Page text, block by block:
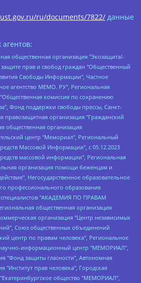
ru/documents/7822/ данные
Владимировна, Ярош Юлия Петровна, Юридическое лицо "The Insider SIA", зарегистрированное в Риге, Латвийская Республика (дата регистрации 26.06.2015), являющееся администратором доменного имени интернет-издания "The Insider SIA", https://theins.ru, Постернак Алексей Евгеньевич, Рубин Михаил Аркадьевич, Анин Роман Александрович, Юридическое лицо Istories fonds, зарегистрированное в Латвийской Республике (регистрационный номер 50008295751, дата регистрации 24.02.2020), Великовский Дмитрий Александрович, Долинина Ирина Николаевна, Мароховская Алеся Алексеевна, Шлейнов Роман Юрьевич, Шмагун Олеся Валентиновна, Общество с ограниченной ответственностью "Альтаир 2021", Общество с ограниченной ответственностью "Вега 2021", Общество с ограниченной ответственностью "Главный редактор 2021", Общество с ограниченной ответственностью "Ромашки монолит", Важенков Артем Валерьевич, Ивановская областная общественная организация "Центр гендерных исследований", Гурман Юрий Альбертович, Медиапроект "ОВД-Инфо", Егоров Владимир Владимирович, Жилинский Владимир Александрович, Общество с ограниченной ответственностью "ЗП", Иванова София Юрьевна, Карезина Инна Павловна, Кильтау Екатерина Викторовна, Петров Алексей Викторович, Пискунов Сергей Евгеньевич, Смирнов Сергей Сергеевич, Тихонов Михаил Сергеевич, Общество с ограниченной ответственностью "ЖУРНАЛИСТ-ИНОСТРАННЫЙ АГЕНТ", Арапова Галина Юрьевна, Вольтская Татьяна Анатольевна, Американская компания "Mason G.E.S. Anonymous Foundation" (США), являющаяся владельцем интернет-издания https://mnews.world/, Компания "Stichting Bellingcat", зарегистрированная в Нидерландах (дата регистрации 11.07.2018), Захаров Андрей Вячеславович, Клепиковская Екатерина Дмитриевна, Общество с ограниченной ответственностью "МЕМО", Перл Роман Александрович, Симонов Евгений Алексеевич, Соловьева Елена Анатольевна, Сотников Даниил Владимирович, Сурначева Елизавета Дмитриевна, Автономная некоммерческая организация по защите прав человека и информированию населения "Якутия – Наше Мнение", Общество с ограниченной ответственностью "Москоу диджитал медиа", с 26.01.2023 Общество с ограниченной ответственностью "Чайка Белые сады", Ветошкина Валерия Валерьевна, Заговора Максим Александрович, Межрегиональное общественное движение "Российская ЛГБТ - сеть", Оленичев Максим Владимирович, Павлов Иван Юрьевич, Скворцова Елена Сергеевна, Общество с ограниченной ответственностью "Как бы инагент", Кочетков Игорь Викторович, Общество с ограниченной ответственностью "Честные выборы", Еланчик Олег Александрович, Общество с ограниченной ответственностью "Нобелевский призыв", Гималова Регина Эмилевна, Григорьев Андрей Валерьевич, Григорьева Алина Александровна, Ассоциация по содействию защите прав призывников, альтернативнослужащих и военнослужащих "Правозащитная группа "Гражданин.Армия.Право", Хисамова Регина Фаритовна, Автономная некоммерческая организация по реализации социально-правовых программ "Лилит", Дальневосточное общественное движение "Маяк", Санкт-Петербургская ЛГБТ-инициативная группа "Выход", Инициативная группа ЛГБТ+ "Реверс", Алексеев Андрей Викторович, Бекбулатова Таисия Львовна, Беляев Иван Михайлович, Владыкина Елена Сергеевна, Гельман Марат Александрович, Никульшина Вероника Юрьевна, Толоконникова Надежда Андреевна, Шендерович Виктор Анатольевич, Общество с ограниченной ответственностью "Данное сообщение", Общество с ограниченной ответственностью Издательский дом "Новая глава", Айнбиндер Александра Александровна, Московский комьюнити-центр для ЛГБТ+инициатив, Благотворительный фонд развития филантропии, Deutsche Welle (Германия, Kurt-Schumacher-Strasse 3, 53113 Bonn), Борзунова Мария Михайловна, Воробьев Виктор Викторович, Голубева Анна Львовна, Константинова Алла Михайловна, Малкова Ирина Владимировна, Мурадов Мурад Абдулгалимович, Осетинская Елизавета Николаевна, Понасенков Евгений Николаевич, Ганапольский Матвей Юрьевич, Киселев Евгений Алексеевич, Борухович Ирина Григорьевна, Дремин Иван Тимофеевич, Дубровский Дмитрий Викторович, Красноярская региональная общественная организация поддержки и развития альтернативных образовательных технологий и межкультурных коммуникаций "ИНТЕРРА", Маяковская Екатерина Алексеевна, Фейгин Марк Захарович, Филимонов Андрей Викторович, Дзугкоева Регина Николаевна, Доброхотов Роман Александрович, Дудь Юрий Александрович, Елкин Сергей Владимирович, Кругликов Кирилл Игоревич, Сабунаева Мария Леонидовна, Семенов Алексей Владимирович, Шаинян Карен Багратович, Шульман Екатерина Михайловна, Асафьев Артур Валерьевич, Вахштайн Виктор Семенович, Венедиктов Алексей Алексеевич, Лушникова Екатерина Евгеньевна, Волков Леонид Михайлович, Невзоров Александр Глебович, Пархоменко Сергей Борисович, Сироткин Ярослав Николаевич, Кара-Мурза Владимир Владимирович, Баранова Наталья Владимировна, Гозман Леонид Яковлевич, Кагарлицкий Борис Юльевич, Климарев Михаил Валерьевич, Милов Владимир Станиславович, Автономная некоммерческая организация Краснодарский центр современного искусства "Типография", Моргенштерн Алишер Тагирович, Соболь Любовь Эдуардовна, Общество с ограниченной ответственностью "ЛИЗА НОРМ", Каспаров Гарри Кимович, Ходорковский Михаил Борисович, Общество с ограниченной ответственностью "Апрельские тезисы", Данилович Ирина Брониславовна, Кашин Олег Владимирович, Петров Николай Владимирович, Пивоваров Алексей Владимирович, Соколов Михаил Владимирович, Цветкова Юлия Владимировна, Чичваркин Евгений Александрович, Комитет против пыток/Команда против пыток, Общество с ограниченной ответственностью "Первый научный", Общество с ограниченной ответственностью "Вертолет и ко", Белоцерковская Вероника Борисовна, Кац Максим Евгеньевич, Лазарева Татьяна Юрьевна, Шаведдинов Руслан Табризович, Яшин Илья Валерьевич, Общество с ограниченной ответственностью "Иноагент ААВ", Алешковский Дмитрий Петрович, Альбац Евгения Марковна, Быков Дмитрий Львович, Галямина Юлия Евгеньевна, Лойко Сергей Леонидович, Мартынов Кирилл Константинович, Медведев Сергей Александрович, Крашенинников Федор Геннадиевич, Гордеева Катерина Вл